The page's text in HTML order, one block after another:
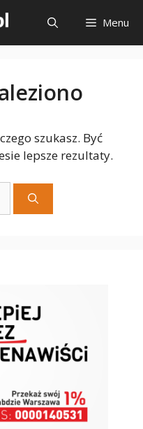
Menu
szukasz. Być
lepsze rezultaty.